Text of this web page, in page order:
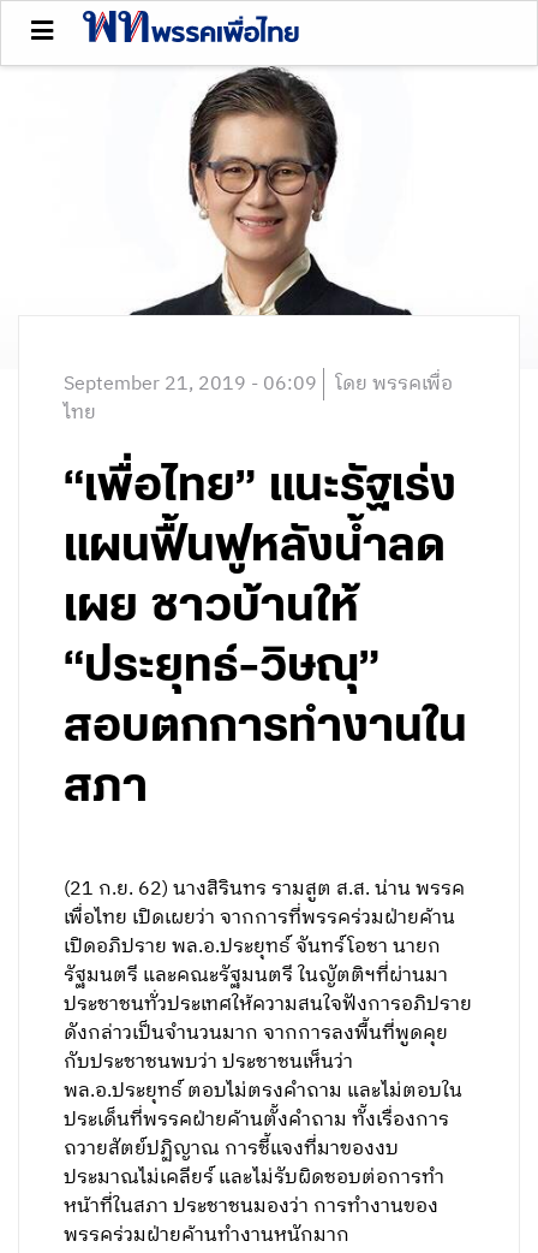
September 21, 2019 - 06:09 โดย พรรคเพื่อ
ไทย
“เพื่อไทย” แนะรัฐเร่ง
แผนฟื้นฟูหลังน้ำลด
เผย ชาวบ้านให้
“ประยุทธ์-วิษณุ”
สอบตกการทำงานใน
สภา
(21 ก.ย. 62) นางสิรินทร รามสูต ส.ส. น่าน พรรค
เพื่อไทย เปิดเผยว่า จากการที่พรรคร่วมฝ่ายค้าน
เปิดอภิปราย พล.อ.ประยุทธ์ จันทร์โอชา นายก
รัฐมนตรี และคณะรัฐมนตรี ในญัตติฯที่ผ่านมา
ประชาชนทั่วประเทศให้ความสนใจฟังการอภิปราย
ดังกล่าวเป็นจำนวนมาก จากการลงพื้นที่พูดคุย
กับประชาชนพบว่า ประชาชนเห็นว่า
พล.อ.ประยุทธ์ ตอบไม่ตรงคำถาม และไม่ตอบใน
ประเด็นที่พรรคฝ่ายค้านตั้งคำถาม ทั้งเรื่องการ
ถวายสัตย์ปฏิญาณ การชี้แจงที่มาของงบ
ประมาณไม่เคลียร์ และไม่รับผิดชอบต่อการทำ
หน้าที่ในสภา ประชาชนมองว่า การทำงานของ
พรรคร่วมฝ่ายค้านทำงานหนักมาก